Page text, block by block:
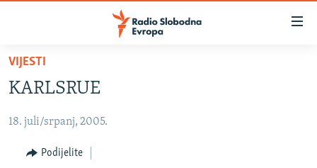
Pređite
glavni
Pređite
SRBIJA
KOSOVO
VIJESTI
KARLSRUE
18. juli/srpanj, 2005.
Podijelite